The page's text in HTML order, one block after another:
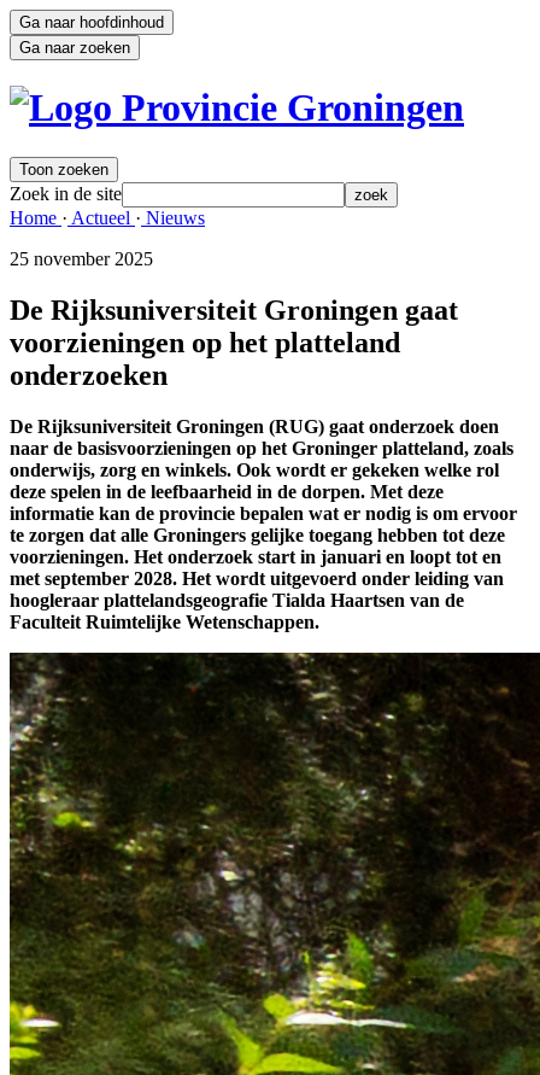
Ga naar hoofdinhoud
Ga naar zoeken
Toon zoeken
Zoek in de site zoek
Home · Actueel · Nieuws
25 november 2025
De Rijksuniversiteit Groningen gaat
voorzieningen op het platteland
onderzoeken
De Rijksuniversiteit Groningen (RUG) gaat onderzoek doen
naar de basisvoorzieningen op het Groninger platteland, zoals
onderwijs, zorg en winkels. Ook wordt er gekeken welke rol
deze spelen in de leefbaarheid in de dorpen. Met deze
informatie kan de provincie bepalen wat er nodig is om ervoor
te zorgen dat alle Groningers gelijke toegang hebben tot deze
voorzieningen. Het onderzoek start in januari en loopt tot en
met september 2028. Het wordt uitgevoerd onder leiding van
hoogleraar plattelandsgeografie Tialda Haartsen van de
Faculteit Ruimtelijke Wetenschappen.